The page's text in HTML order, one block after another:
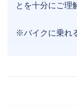
とを十分にご理
※バイクに乗れ